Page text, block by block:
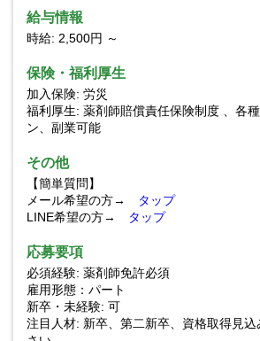
給与情報
時給: 2,500円 ～
保険・福利厚生
加入保険: 労災
福利厚生: 薬剤師賠償責任保険制度 、各
ン、副業可能
その他
【簡単質問】
メール希望の方→
タップ
LINE希望の方→
タップ
応募要項
必須経験: 薬剤師免許必須
雇用形態：パート
新卒・未経験: 可
注目人材: 新卒、第二新卒、資格取得見